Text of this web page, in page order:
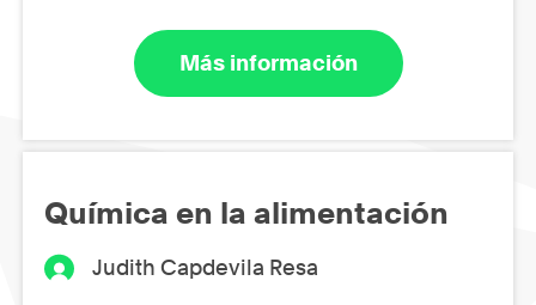
Más información
Química en la alimentación
Judith Capdevila Resa